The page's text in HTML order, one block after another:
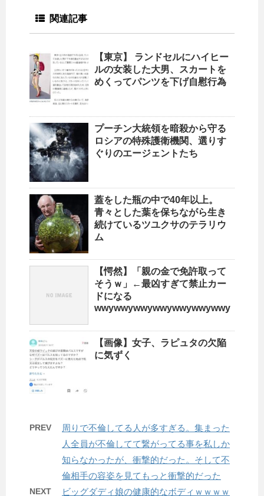
関連記事
【東京】 ランドセルにハイヒー
ルの女装した大男、スカートを
めくってパンツを下げ自慰行為
プーチン大統領を暗殺から守る
ロシアの特殊護衛機関、選りす
ぐりのエージェントたち
蓋をした瓶の中で40年以上。
青々とした葉を保ちながら生き
続けているツユクサのテラリウ
ム
【愕然】「親の金で免許取って
そうｗ」←最凶すぎて禁止カー
ドになる
wwywwywwywwywwywwywwy
【画像】女子、ラピュタの欠陥
に気ずく
PREV
周りで不倫してる人が多すぎる。集まった
人全員が不倫してて繋がってる事を私しか
知らなかったが、衝撃的だった。そして不
倫相手の容姿を見てもっと衝撃的だった
NEXT ビッグダディ娘の健康的なボディｗｗｗｗ